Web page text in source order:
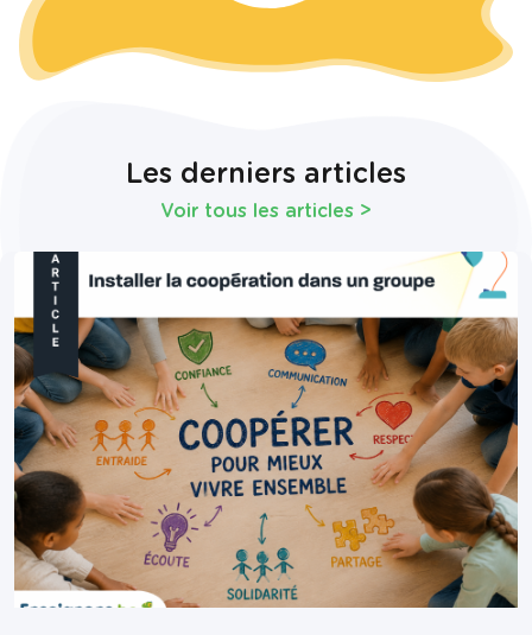
Les derniers articles
Voir tous les articles >